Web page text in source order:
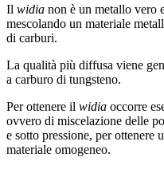
Il widia non è un metallo vero
mescolando un materiale
di carburi.
La qualità più diffusa viene
a carburo di tungsteno.
Per ottenere il widia occorre
ovvero di miscelazione delle
e sotto pressione, per ottenere
materiale omogeneo.